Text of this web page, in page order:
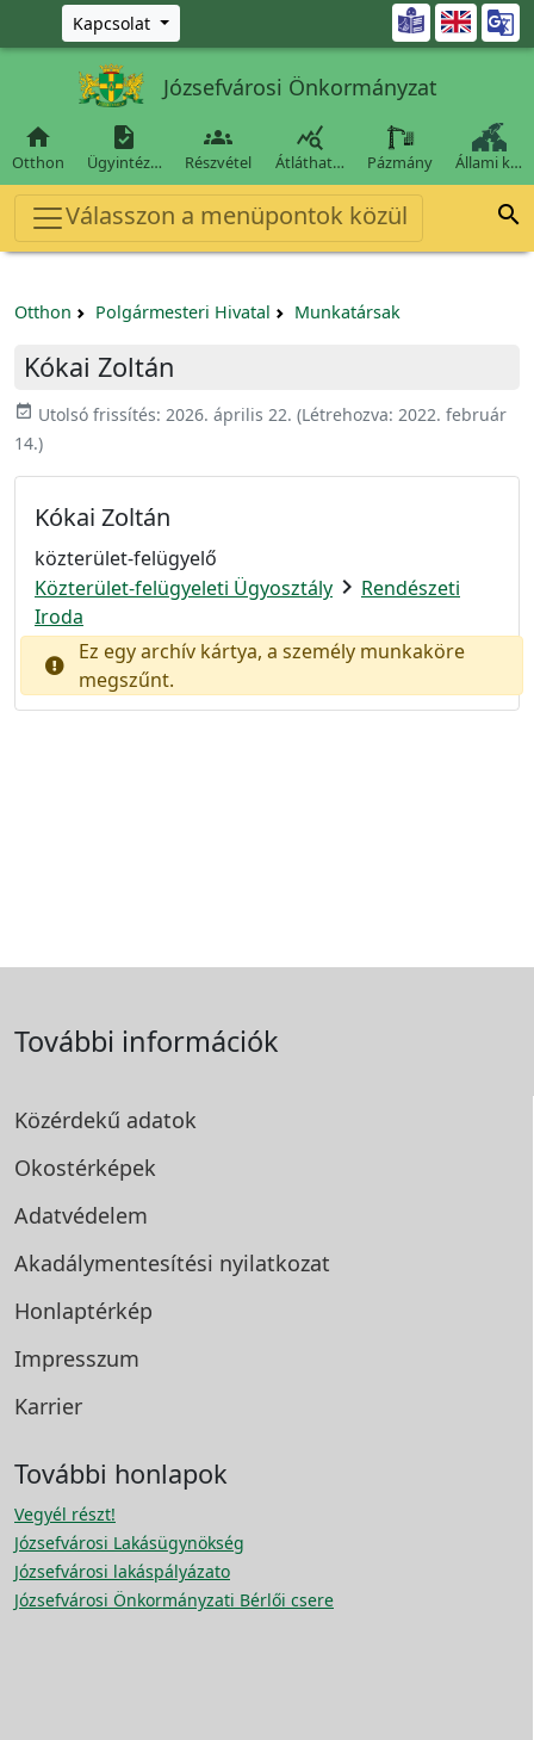
Ugrás a fő tartalomra
Kapcsolat 
Józsefvárosi Önkormányzat

Otthon

Ügyintéz…

Részvétel

Átláthat… Pázmány Állami k…
Válasszon a menüpontok közül 
Otthon Polgármesteri Hivatal Munkatársak
Kókai Zoltán
event_available Utolsó frissítés: 2026. április 22. (Létrehozva: 2022. február
14.)
Kókai Zoltán
közterület-felügyelő
Közterület-felügyeleti Ügyosztály chevron_right Rendészeti
Iroda
Ez egy archív kártya, a személy munkaköre
megszűnt.
További információk
Közérdekű adatok
Okostérképek
Adatvédelem
Akadálymentesítési nyilatkozat
Honlaptérkép
Impresszum
Karrier
További honlapok
Vegyél részt!
Józsefvárosi Lakásügynökség
Józsefvárosi lakáspályázato
Józsefvárosi Önkormányzati Bérlői csere